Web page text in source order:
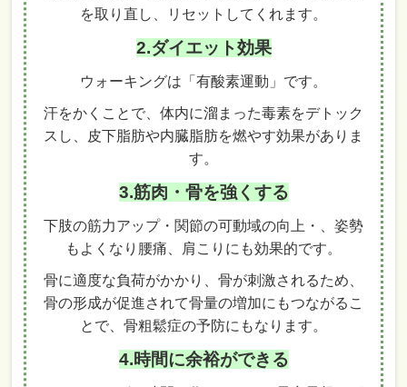
を取り直し、リセットしてくれます。
2.ダイエット効果
ウォーキングは「有酸素運動」です。
汗をかくことで、体内に溜まった毒素をデトック
スし、皮下脂肪や内臓脂肪を燃やす効果がありま
す。
3.筋肉・骨を強くする
下肢の筋力アップ・関節の可動域の向上・、姿勢
もよくなり腰痛、肩こりにも効果的です。
骨に適度な負荷がかかり、骨が刺激されるため、
骨の形成が促進されて骨量の増加にもつながるこ
とで、骨粗鬆症の予防にもなります。
4.時間に余裕ができる